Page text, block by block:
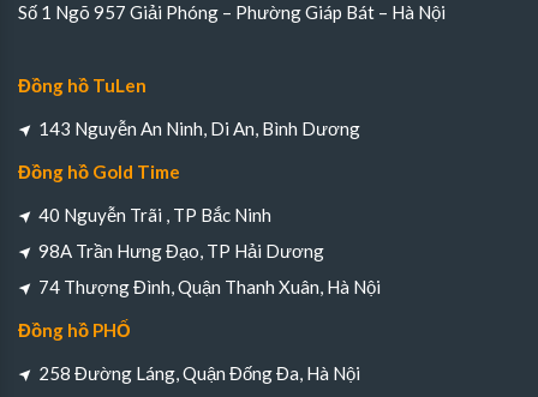
Số 1 Ngõ 957 Giải Phóng – Phường Giáp Bát – Hà Nội
Đồng hồ TuLen
143 Nguyễn An Ninh, Di An, Bình Dương
Đồng hồ Gold Time
40 Nguyễn Trãi , TP Bắc Ninh
98A Trần Hưng Đạo, TP Hải Dương
74 Thượng Đình, Quận Thanh Xuân, Hà Nội
Đồng hồ PHỐ
258 Đường Láng, Quận Đống Đa, Hà Nội